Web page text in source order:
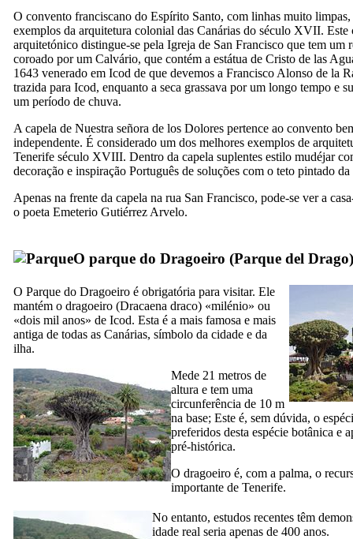
O convento franciscano do Espírito Santo, com linhas muito limpas,
exemplos da arquitetura colonial das Canárias do século XVII. Este
arquitetónico distingue-se pela Igreja de San Francisco que tem um
coroado por um Calvário, que contém a estátua de Cristo de las
1643 venerado em Icod de que devemos a Francisco Alonso de la
trazida para Icod, enquanto a seca grassava por um longo tempo e
um período de chuva.
A capela de Nuestra señora de los Dolores pertence ao convento
independente. É considerado um dos melhores exemplos de
Tenerife século XVIII. Dentro da capela suplentes estilo mudéjar
decoração e inspiração Português de soluções com o teto pintado
Apenas na frente da capela na rua San Francisco, pode-se ver a
o poeta Emeterio Gutiérrez Arvelo.
O parque do Dragoeiro (Parque del Drago)
O Parque do Dragoeiro é obrigatória para visitar. Ele
mantém o dragoeiro (Dracaena draco) «milénio» ou
«dois mil anos» de Icod. Esta é a mais famosa e mais
antiga de todas as Canárias, símbolo da cidade e da
ilha.
Mede 21 metros de
altura e tem uma
circunferência de 10 m
na base; Este é, sem dúvida, o
preferidos desta espécie botânica e
pré-histórica.
O dragoeiro é, com a palma, o
importante de Tenerife.
No entanto, estudos recentes têm
idade real seria apenas de 400 anos.